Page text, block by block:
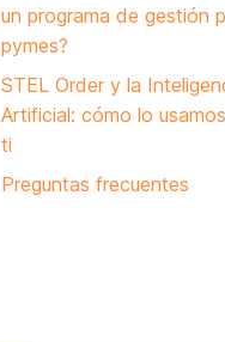
un programa de gestión
pymes?
STEL Order y la
Artificial: cómo lo
ti
Preguntas frecuentes